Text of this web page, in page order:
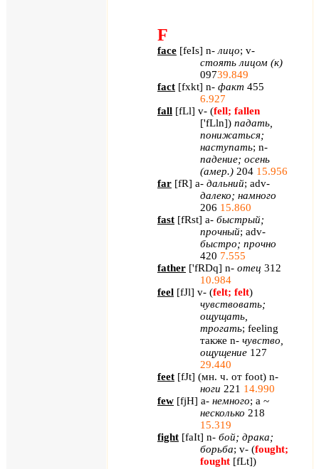
F
face [feIs] n- лицо; v-
стоять лицом (к)
09739.849
fact [fxkt] n- факт 455
6.927
fall [fLl] v- (fell; fallen
['fLln]) падать,
понижаться;
наступать; n-
падение; осень
(амер.) 204 15.956
far [fR] a- дальний; adv-
далеко; намного
206 15.860
fast [fRst] a- быстрый;
прочный; adv-
быстро; прочно
420 7.555
father ['fRDq] n- отец 312
10.984
feel [fJl] v- (felt; felt)
чувствовать;
ощущать,
трогать; feeling
также n- чувство,
ощущение 127
29.440
feet [fJt] (мн. ч. от foot) n-
ноги 221 14.990
few [fjH] a- немного; a ~
несколько 218
15.319
fight [faIt] n- бой; драка;
борьба; v- (fought;
fought [fLt])